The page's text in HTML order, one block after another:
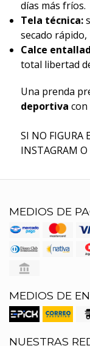
días más fríos.
Tela técnica:
secado
Calce
total libertad
Una prenda
deportiva con
SI NO FIGURA
INSTAGRAM
MEDIOS DE
MEDIOS DE
NUESTRAS